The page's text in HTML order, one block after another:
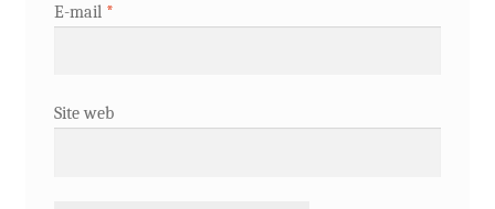
E-mail *
Site web